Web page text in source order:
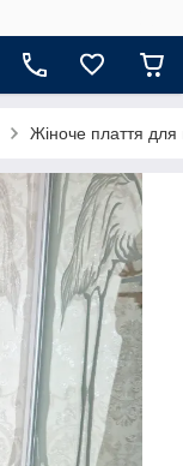
Жіноче плаття для